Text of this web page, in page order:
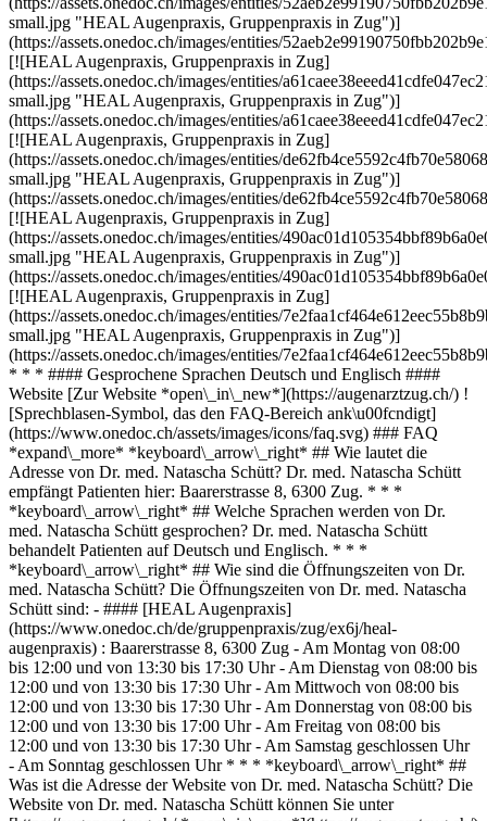
small.jpg "HEAL Augenpraxis, Gruppenpraxis in Zug")]
(https://assets.onedoc.ch/images/entities/
[![HEAL Augenpraxis, Gruppenpraxis in Zug]
(https://assets.onedoc.ch/images/entities/
small.jpg "HEAL Augenpraxis, Gruppenpraxis in Zug")]
(https://assets.onedoc.ch/images/entities/
[![HEAL Augenpraxis, Gruppenpraxis in Zug]
(https://assets.onedoc.ch/images/entities/
small.jpg "HEAL Augenpraxis, Gruppenpraxis in Zug")]
(https://assets.onedoc.ch/images/entities/
[![HEAL Augenpraxis, Gruppenpraxis in Zug]
(https://assets.onedoc.ch/images/entities/
small.jpg "HEAL Augenpraxis, Gruppenpraxis in Zug")]
(https://assets.onedoc.ch/images/entities/
[![HEAL Augenpraxis, Gruppenpraxis in Zug]
(https://assets.onedoc.ch/images/entities/
small.jpg "HEAL Augenpraxis, Gruppenpraxis in Zug")]
(https://assets.onedoc.ch/images/entities/
* * * #### Gesprochene Sprachen Deutsch und Englisch ####
Website [Zur Website *open\_in\_new*](https://augenarztzug.ch/) !
[Sprechblasen-Symbol, das den FAQ-Bereich ank\u00fcndigt]
(https://www.onedoc.ch/assets/images/icons/faq.svg) ### FAQ
*expand\_more* *keyboard\_arrow\_right* ## Wie lautet die
Adresse von Dr. med. Natascha Schütt? Dr. med. Natascha Schütt
empfängt Patienten hier: Baarerstrasse 8, 6300 Zug. * * *
*keyboard\_arrow\_right* ## Welche Sprachen werden von Dr.
med. Natascha Schütt gesprochen? Dr. med. Natascha Schütt
behandelt Patienten auf Deutsch und Englisch. * * *
*keyboard\_arrow\_right* ## Wie sind die Öffnungszeiten von Dr.
med. Natascha Schütt? Die Öffnungszeiten von Dr. med. Natascha
Schütt sind: - #### [HEAL Augenpraxis]
(https://www.onedoc.ch/de/gruppenpraxis/zug/ex6j/heal-
augenpraxis) : Baarerstrasse 8, 6300 Zug - Am Montag von 08:00
bis 12:00 und von 13:30 bis 17:30 Uhr - Am Dienstag von 08:00 bis
12:00 und von 13:30 bis 17:30 Uhr - Am Mittwoch von 08:00 bis
12:00 und von 13:30 bis 17:30 Uhr - Am Donnerstag von 08:00 bis
12:00 und von 13:30 bis 17:00 Uhr - Am Freitag von 08:00 bis
12:00 und von 13:30 bis 17:30 Uhr - Am Samstag geschlossen Uhr
- Am Sonntag geschlossen Uhr * * * *keyboard\_arrow\_right* ##
Was ist die Adresse der Website von Dr. med. Natascha Schütt? Die
Website von Dr. med. Natascha Schütt können Sie unter